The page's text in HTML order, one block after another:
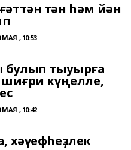
тән һәм йән
МАЯ , 10:53
булып тыуырға
шиғри күңелле,
МАЯ , 10:42
хәүефһеҙлек